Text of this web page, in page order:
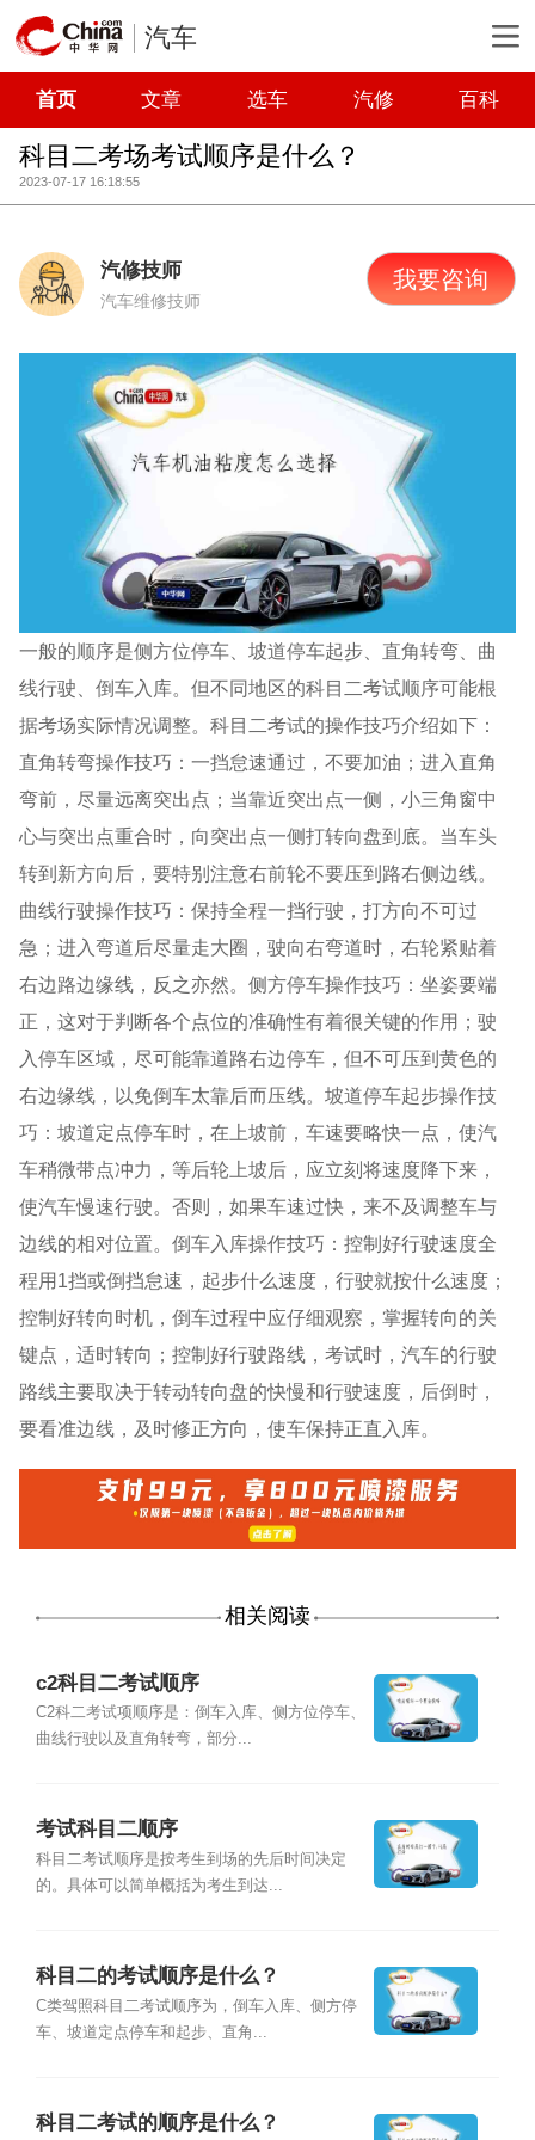
汽车
首页 文章 选车 汽修 百科
科目二考场考试顺序是什么？
2023-07-17 16:18:55
汽修技师
汽车维修技师
我要咨询
一般的顺序是侧方位停车、坡道停车起步、直角转弯、曲
线行驶、倒车入库。但不同地区的科目二考试顺序可能根
据考场实际情况调整。科目二考试的操作技巧介绍如下：
直角转弯操作技巧：一挡怠速通过，不要加油；进入直角
弯前，尽量远离突出点；当靠近突出点一侧，小三角窗中
心与突出点重合时，向突出点一侧打转向盘到底。当车头
转到新方向后，要特别注意右前轮不要压到路右侧边线。
曲线行驶操作技巧：保持全程一挡行驶，打方向不可过
急；进入弯道后尽量走大圈，驶向右弯道时，右轮紧贴着
右边路边缘线，反之亦然。侧方停车操作技巧：坐姿要端
正，这对于判断各个点位的准确性有着很关键的作用；驶
入停车区域，尽可能靠道路右边停车，但不可压到黄色的
右边缘线，以免倒车太靠后而压线。坡道停车起步操作技
巧：坡道定点停车时，在上坡前，车速要略快一点，使汽
车稍微带点冲力，等后轮上坡后，应立刻将速度降下来，
使汽车慢速行驶。否则，如果车速过快，来不及调整车与
边线的相对位置。倒车入库操作技巧：控制好行驶速度全
程用1挡或倒挡怠速，起步什么速度，行驶就按什么速度；
控制好转向时机，倒车过程中应仔细观察，掌握转向的关
键点，适时转向；控制好行驶路线，考试时，汽车的行驶
路线主要取决于转动转向盘的快慢和行驶速度，后倒时，
要看准边线，及时修正方向，使车保持正直入库。
相关阅读
c2科目二考试顺序
C2科二考试项顺序是：倒车入库、侧方位停车、
曲线行驶以及直角转弯，部分...
考试科目二顺序
科目二考试顺序是按考生到场的先后时间决定
的。具体可以简单概括为考生到达...
科目二的考试顺序是什么？
C类驾照科目二考试顺序为，倒车入库、侧方停
车、坡道定点停车和起步、直角...
科目二考试的顺序是什么？